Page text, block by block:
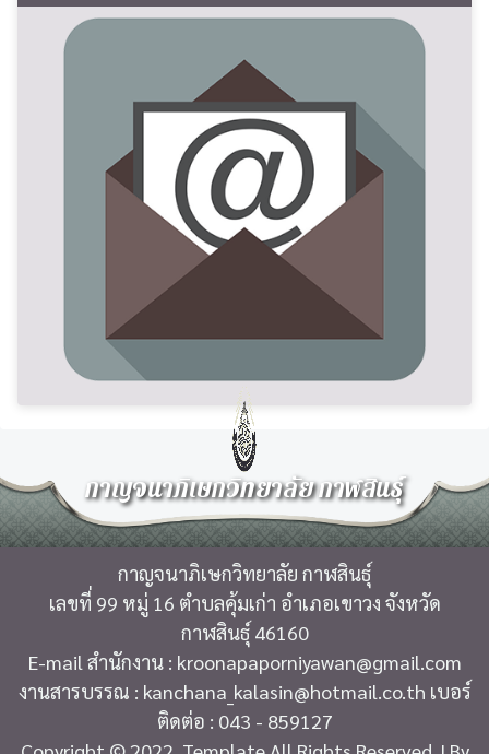
กาญจนาภิเษกวิทยาลัย กาฬสินธุ์
กาญจนาภิเษกวิทยาลัย กาฬสินธุ์
เลขที่ 99 หมู่ 16 ตำบลคุ้มเก่า อำเภอเขาวง จังหวัด
กาฬสินธุ์ 46160
E-mail สำนักงาน : kroonapaporniyawan@gmail.com
งานสารบรรณ : kanchana_kalasin@hotmail.co.th เบอร์
ติดต่อ : 043 - 859127